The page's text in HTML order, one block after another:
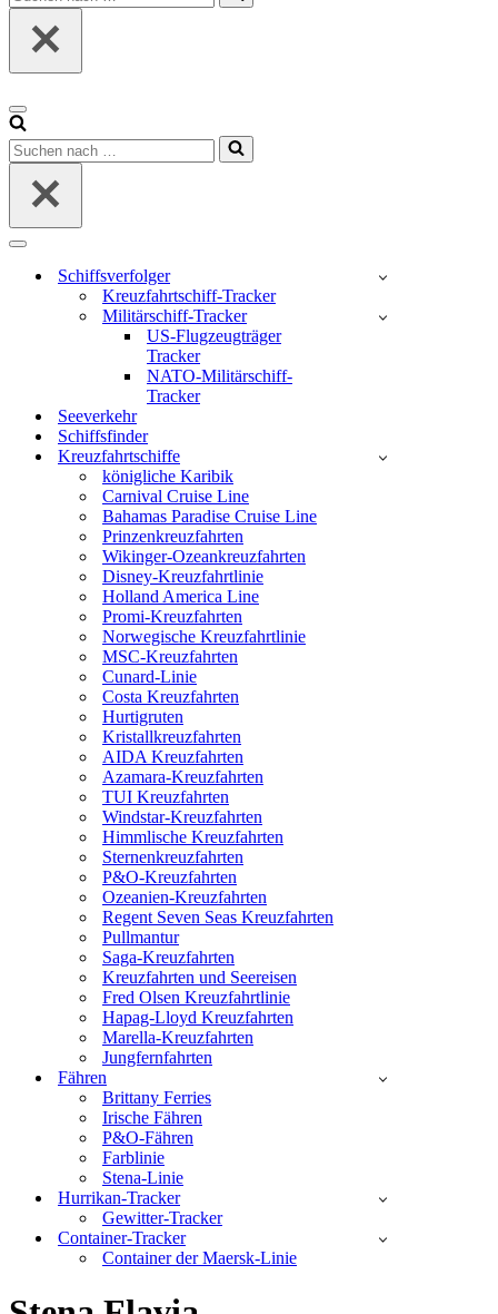
nach …
Navigations-
Menü
Suchen
nach …
Navigations-
Schiffsverfolger
Kreuzfahrtschiff-Tracker
Militärschiff-Tracker
US-Flugzeugträger
Tracker
NATO-Militärschiff-
Tracker
Seeverkehr
Schiffsfinder
Kreuzfahrtschiffe
königliche Karibik
Carnival Cruise Line
Bahamas Paradise Cruise Line
Prinzenkreuzfahrten
Wikinger-Ozeankreuzfahrten
Disney-Kreuzfahrtlinie
Holland America Line
Promi-Kreuzfahrten
Norwegische Kreuzfahrtlinie
MSC-Kreuzfahrten
Cunard-Linie
Costa Kreuzfahrten
Hurtigruten
Kristallkreuzfahrten
AIDA Kreuzfahrten
Azamara-Kreuzfahrten
TUI Kreuzfahrten
Windstar-Kreuzfahrten
Himmlische Kreuzfahrten
Sternenkreuzfahrten
P&O-Kreuzfahrten
Ozeanien-Kreuzfahrten
Regent Seven Seas Kreuzfahrten
Pullmantur
Saga-Kreuzfahrten
Kreuzfahrten und Seereisen
Fred Olsen Kreuzfahrtlinie
Hapag-Lloyd Kreuzfahrten
Marella-Kreuzfahrten
Jungfernfahrten
Fähren
Brittany Ferries
Irische Fähren
P&O-Fähren
Farblinie
Stena-Linie
Hurrikan-Tracker
Gewitter-Tracker
Container-Tracker
Container der Maersk-Linie